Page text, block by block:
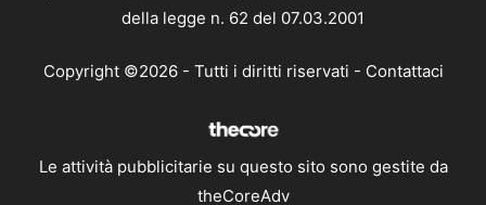
della legge n. 62 del 07.03.2001
Copyright ©2026 - Tutti i diritti riservati - Contattaci
Le attività pubblicitarie su questo sito sono gestite da
theCoreAdv